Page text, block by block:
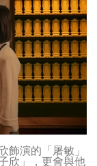
飾演的「屠敏」
欣」，更會與他